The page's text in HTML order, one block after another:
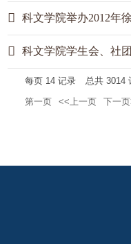
科文学院举办2012年徐州市大
科文学院学生会、社团联合
每页 14 记录 总共3014
第一页
<<上一页 下一